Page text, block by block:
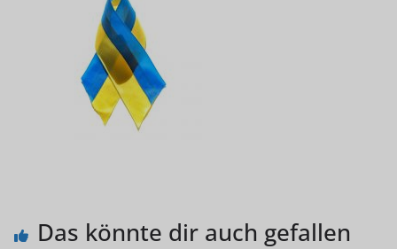
Das könnte dir auch gefallen